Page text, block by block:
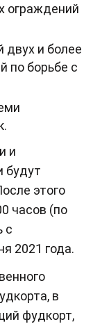
ограждений
двух и более
по борьбе с
и
будут
этого
часов (по
с
2021 года.
в
фудкорт,